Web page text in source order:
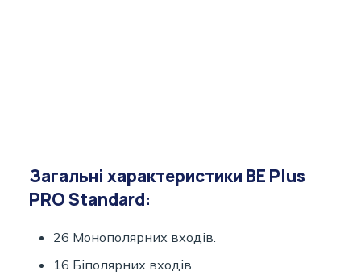
Загальні характеристики BE Plus
PRO Standard:
26 Монополярних входів.
16 Біполярних входів.